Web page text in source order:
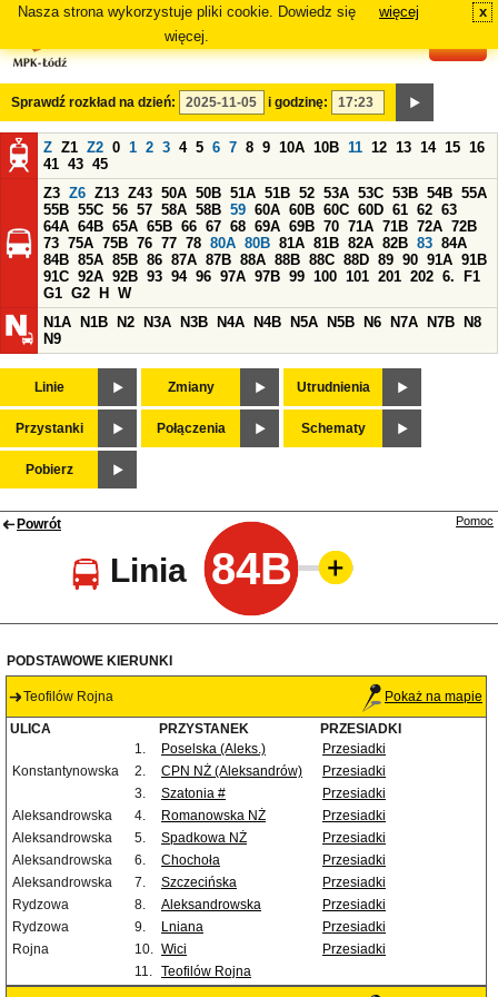
Nasza strona wykorzystuje pliki cookie. Dowiedz się
więcej.
więcej x
Sprawdź rozkład na dzień: i godzinę:
Z Z1 Z2 0 1 2 3 4 5 6 7 8 9 10A 10B 11 12 13 14 15 16
41 43 45
Z3 Z6 Z13 Z43 50A 50B 51A 51B 52 53A 53C 53B 54B 55A
55B 55C 56 57 58A 58B 59 60A 60B 60C 60D 61 62 63
64A 64B 65A 65B 66 67 68 69A 69B 70 71A 71B 72A 72B
73 75A 75B 76 77 78 80A 80B 81A 81B 82A 82B 83 84A
84B 85A 85B 86 87A 87B 88A 88B 88C 88D 89 90 91A 91B
91C 92A 92B 93 94 96 97A 97B 99 100 101 201 202 6.
F1
G1 G2 H
W
N1A
N1B N2 N3A N3B N4A N4B N5A N5B N6 N7A N7B
N8
N9
Linie Zmiany Utrudnienia
Przystanki Połączenia Schematy
Pobierz
Powrót
Linia 84B
Pomoc
PODSTAWOWE KIERUNKI
Teofilów Rojna Pokaż na mapie
ULICA PRZYSTANEK
PRZESIADKI
1.
Poselska (Aleks.)
Przesiadki
Konstantynowska
2. CPN NŻ (Aleksandrów)
Przesiadki
3.
Szatonia #
Przesiadki
Aleksandrowska
4. Romanowska NŻ
Przesiadki
Aleksandrowska
5. Spadkowa NŻ
Przesiadki
Aleksandrowska
6. Chochoła
Przesiadki
Aleksandrowska
7. Szczecińska
Przesiadki
Rydzowa
8. Aleksandrowska
Przesiadki
Rydzowa
9. Lniana
Przesiadki
Rojna
10. Wici
Przesiadki
11. Teofilów Rojna